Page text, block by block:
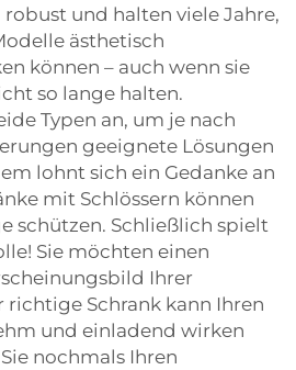
und halten viele Jahre,
ästhetisch
können – auch wenn sie
so lange halten.
Typen an, um je nach
geeignete Lösungen
lohnt sich ein Gedanke an
mit Schlössern können
schützen. Schließlich spielt
Sie möchten einen
Ihrer
richtige Schrank kann Ihren
und einladend wirken
nochmals Ihren